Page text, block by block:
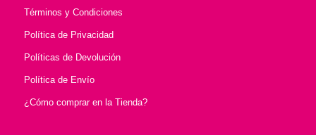
Términos y Condiciones
Política de Privacidad
Políticas de Devolución
Política de Envío
¿Cómo comprar en la Tienda?